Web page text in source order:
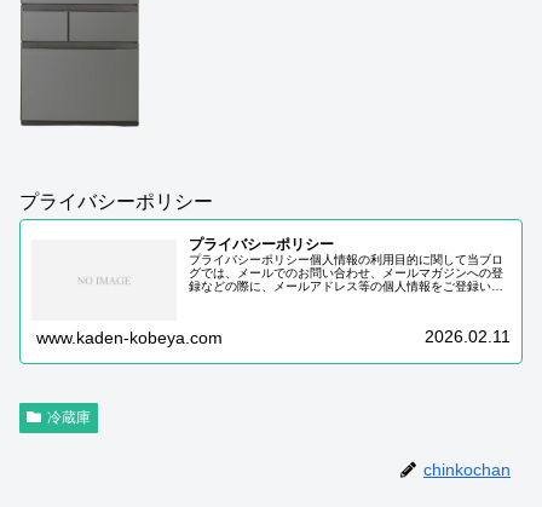
プライバシーポリシー
プライバシーポリシー
プライバシーポリシー個人情報の利用目的に関して当ブロ
グでは、メールでのお問い合わせ、メールマガジンへの登
録などの際に、メールアドレス等の個人情報をご登録いた
www.kaden-kobeya.com 2026.02.11
冷蔵庫
chinkochan